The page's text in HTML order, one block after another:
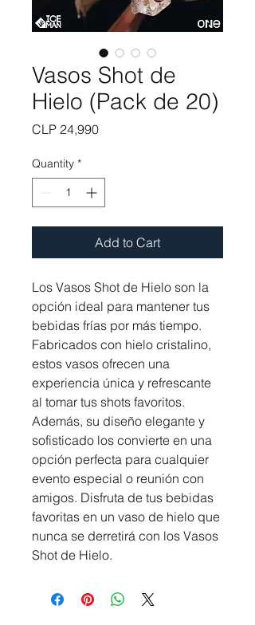
Vasos Shot de
Hielo (Pack de 20)
CLP 24,990Price
Quantity *
Add to Cart
Los Vasos Shot de Hielo son la
opción ideal para mantener tus
bebidas frías por más tiempo.
Fabricados con hielo cristalino,
estos vasos ofrecen una
experiencia única y refrescante
al tomar tus shots favoritos.
Además, su diseño elegante y
sofisticado los convierte en una
opción perfecta para cualquier
evento especial o reunión con
amigos. Disfruta de tus bebidas
favoritas en un vaso de hielo que
nunca se derretirá con los Vasos
Shot de Hielo.